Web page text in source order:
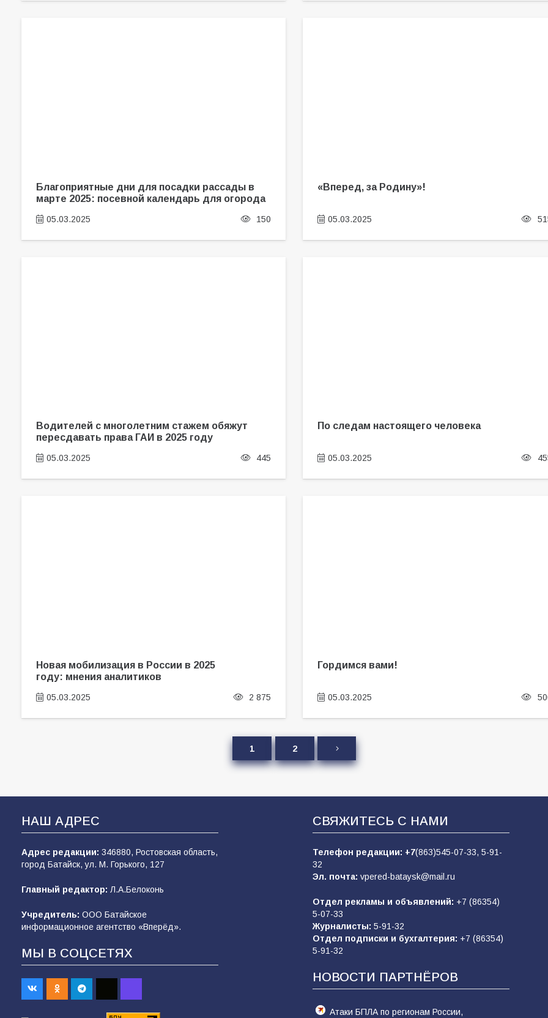
Благоприятные дни для посадки рассады в
марте 2025: посевной календарь для огорода
05.03.2025 150
«Вперед, за Родину»!
05.03.2025
Водителей с многолетним стажем обяжут
пересдавать права ГАИ в 2025 году
05.03.2025 445
По следам настоящего человека
05.03.2025
Новая мобилизация в России в 2025
году: мнения аналитиков
05.03.2025 2 875
Гордимся вами!
05.03.2025
1 2
НАШ АДРЕС
Адрес редакции: 346880, Ростовская область,
город Батайск, ул. М. Горького, 127
Главный редактор: Л.А.Белоконь
Учредитель: ООО Батайское
информационное агентство «Вперёд».
МЫ В СОЦСЕТЯХ
СВЯЖИТЕСЬ С НАМИ
Телефон редакции: +7(863)545-07-33, 5-91-
32
Эл. почта: vpered-bataysk@mail.ru
Отдел рекламы и объявлений: +7 (86354)
5-07-33
Журналисты: 5-91-32
Отдел подписки и бухгалтерия: +7 (86354)
5-91-32
НОВОСТИ ПАРТНЁРОВ
Атаки БПЛА по регионам России,